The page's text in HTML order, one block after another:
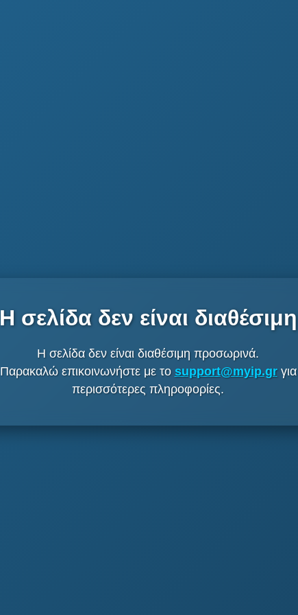
Η σελίδα δεν είναι διαθέσιμη
Η σελίδα δεν είναι διαθέσιμη προσωρινά.
Παρακαλώ επικοινωνήστε με το support@myip.grγια
περισσότερες πληροφορίες.